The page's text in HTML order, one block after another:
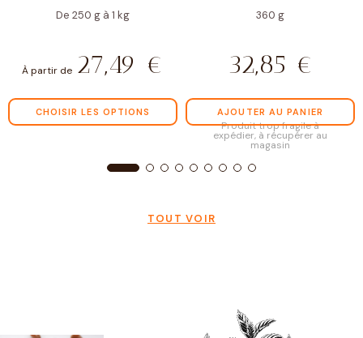
De 250 g à 1 kg
À partir de 27,49 €
CHOISIR LES OPTIONS
360 g
32,85 €
AJOUTER AU PANIER
Produit trop fragile à
expédier, à récupérer au
magasin
TOUT VOIR